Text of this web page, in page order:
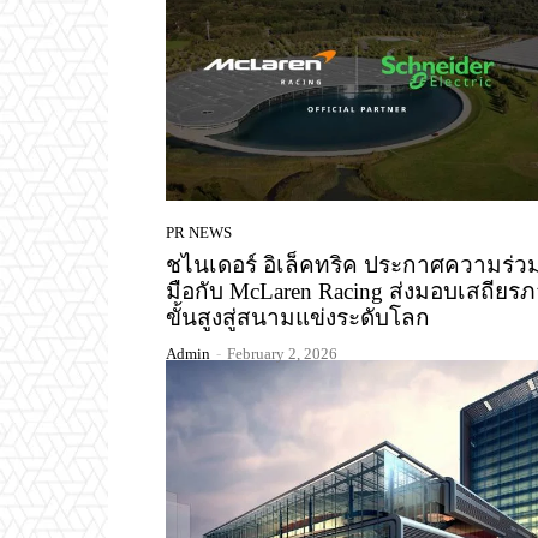
PR NEWS
ชไนเดอร์ อิเล็คทริค ประกาศความร่ว
มือกับ McLaren Racing ส่งมอบเสถียร
ขั้นสูงสู่สนามแข่งระดับโลก
Admin - February 2, 2026